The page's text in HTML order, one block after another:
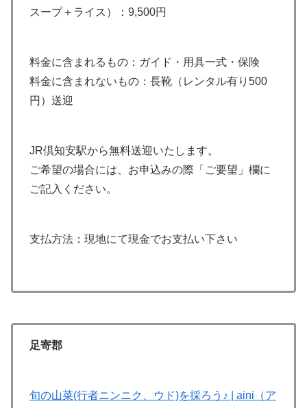
スープ＋ライス）：9,500円
料金に含まれるもの：ガイド・用具一式・保険
料金に含まれないもの：長靴（レンタル有り500
円）送迎
JR倶知安駅から無料送迎いたします。
ご希望の場合には、お申込みの際「ご要望」欄に
ご記入ください。
支払方法：現地にて現金でお支払い下さい
足寄郡
旬の山菜(行者ニンニク、ウド)を採ろう♪ | aini（ア